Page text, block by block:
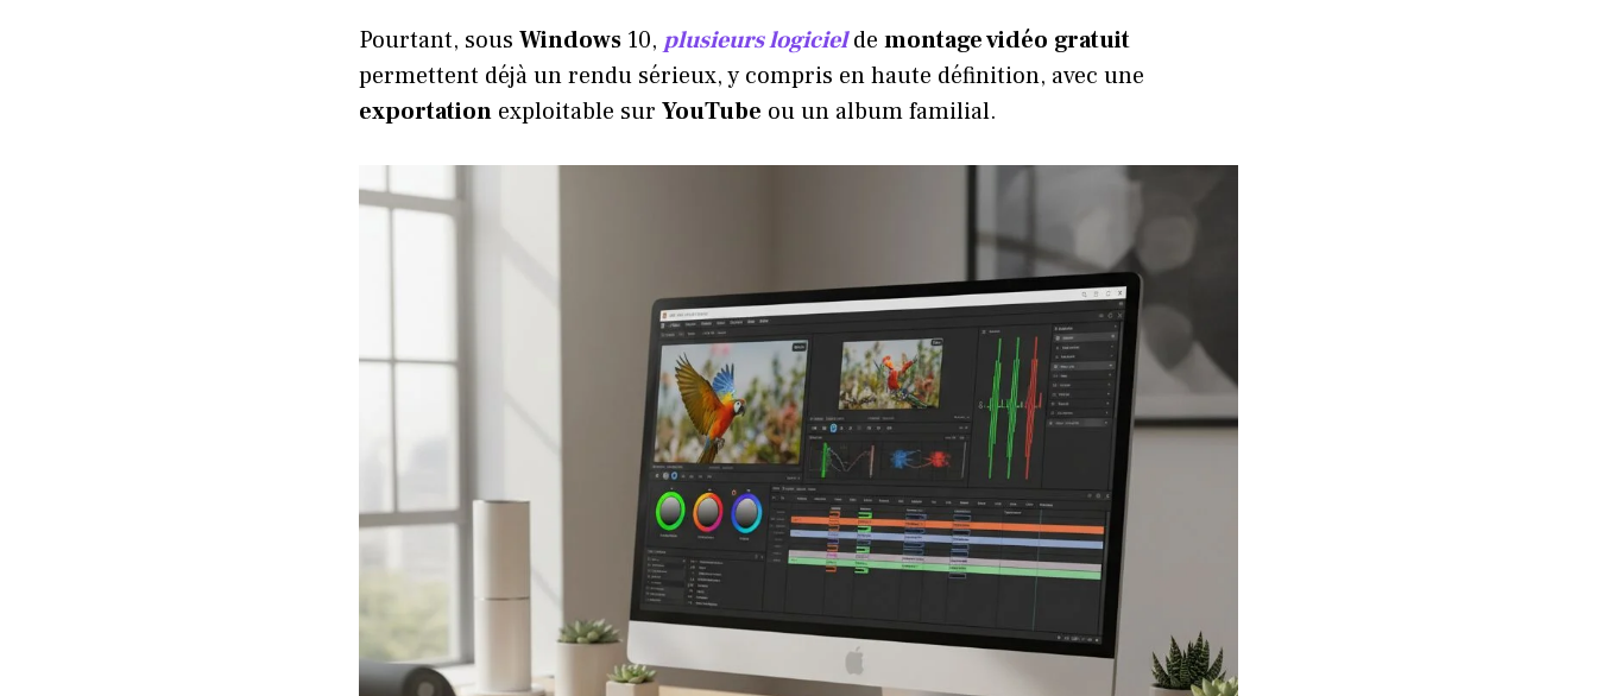
Pourtant, sous Windows 10, plusieurs logicielde montage vidéo gratuit
permettent déjà un rendu sérieux, y compris en haute définition, avec une
exportation exploitable sur YouTube ou un album familial.